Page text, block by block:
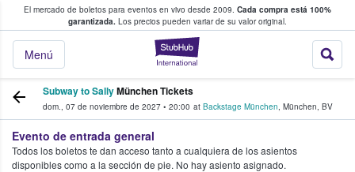
El mercado de boletos para eventos en vivo desde 2009. Cada compra está 100%
garantizada. Los precios pueden variar de su valor original.
StubHub: donde
Menú
fans compran y venden boletos
Subway to SallyMünchen Tickets
dom., 07 de noviembre de 2027 • 20:00 at Backstage München, München, BV
Evento de entrada general
Todos los boletos te dan acceso tanto a cualquiera de los asientos
disponibles como a la sección de pie. No hay asiento asignado.